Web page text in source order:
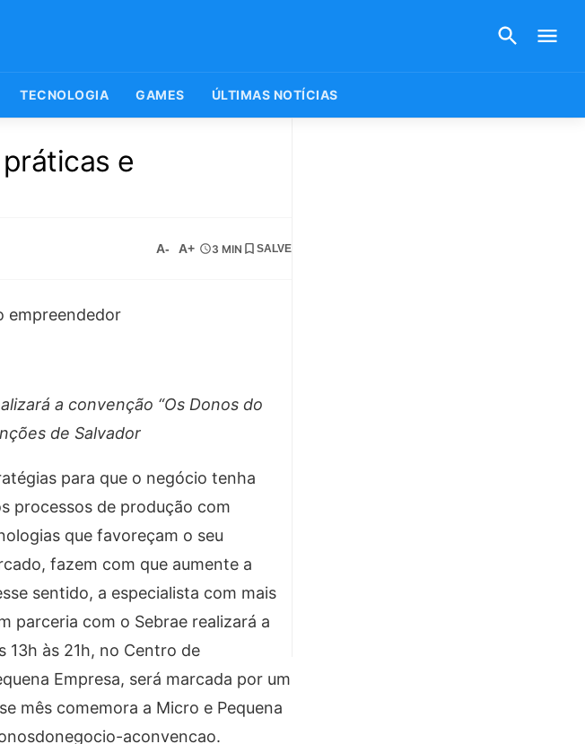
TECNOLOGIA GAMES ÚLTIMAS NOTÍCIAS
e
A- A+ 3 MIN SALVE
a convenção “Os Donos do
de Salvador
para que o negócio tenha
processos de produção com
que favoreçam o seu
fazem com que aumente a
sentido, a especialista com mais
parceria com o Sebrae realizará a
13h às 21h, no Centro de
Empresa, será marcada por um
mês comemora a Micro e Pequena
aconvencao.